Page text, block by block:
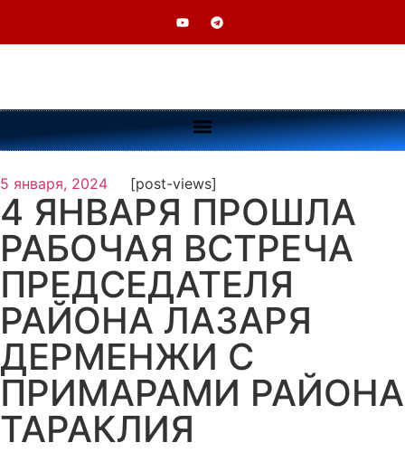
5 января, 2024 [post-views]
4 ЯНВАРЯ ПРОШЛА
РАБОЧАЯ ВСТРЕЧА
ПРЕДСЕДАТЕЛЯ
РАЙОНА ЛАЗАРЯ
ДЕРМЕНЖИ С
ПРИМАРАМИ РАЙОНА
ТАРАКЛИЯ